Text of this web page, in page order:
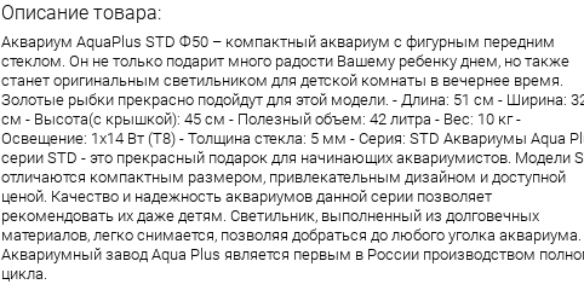
Описание товара:
Аквариум AquaPlus STD Ф50 – компактный аквариум с фигурным передним
стеклом. Он не только подарит много радости Вашему ребенку днем, но также
станет оригинальным светильником для детской комнаты в вечернее время.
Золотые рыбки прекрасно подойдут для этой модели. - Длина: 51 см - Ширина:
см - Высота(с крышкой): 45 см - Полезный объем: 42 литра - Вес: 10 кг -
Освещение: 1х14 Вт (Т8) - Толщина стекла: 5 мм - Серия: STD Аквариумы Aqua
серии STD - это прекрасный подарок для начинающих аквариумистов. Модели
отличаются компактным размером, привлекательным дизайном и доступной
ценой. Качество и надежность аквариумов данной серии позволяет
рекомендовать их даже детям. Светильник, выполненный из долговечных
материалов, легко снимается, позволяя добраться до любого уголка аквариума.
Аквариумный завод Aqua Plus является первым в России производством
цикла.